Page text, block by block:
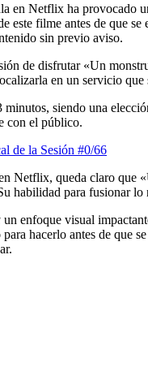
en Netflix ha provocado
este filme antes de que
sin previo aviso.
de disfrutar «Un
en un servicio que
siendo una
con el público.
de la Sesión #0/66
Netflix, queda claro que
habilidad para fusionar
enfoque visual
hacerlo antes de que